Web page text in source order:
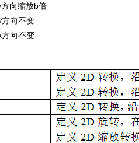
向缩放b倍
向不变
向不变